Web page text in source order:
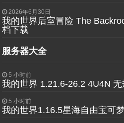
2026年6月30日
我的世界后室冒险 The
档下载
服务器大全
5 小时前
我的世界 1.21.6-26.2 4U4N
5 小时前
我的世界1.16.5星海自由宝可